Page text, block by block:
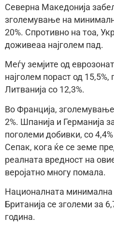
Северна Македонија
зголемување на
20%. Спротивно на тоа,
доживеаа најголем пад.
Меѓу земјите од
најголем пораст од
Литванија со 12,3%.
Во Франција,
2%. Шпанија и Германија
поголеми добивки, со
Сепак, кога ќе се земе
реалната вредност на
веројатно многу помала.
Националната минимална
Британија се зголеми за
година.